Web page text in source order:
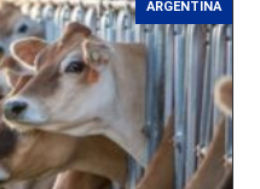
ARGENTINA